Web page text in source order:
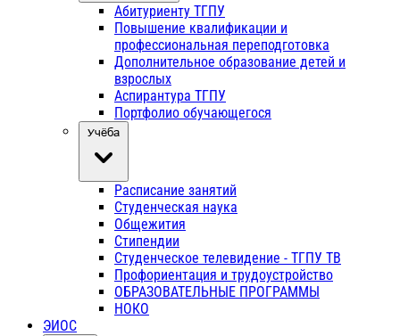
Абитуриенту ТГПУ
Повышение квалификации и
профессиональная переподготовка
Дополнительное образование детей и
взрослых
Аспирантура ТГПУ
Портфолио обучающегося
Учёба
Расписание занятий
Студенческая наука
Общежития
Стипендии
Студенческое телевидение - ТГПУ ТВ
Профориентация и трудоустройство
ОБРАЗОВАТЕЛЬНЫЕ ПРОГРАММЫ
НОКО
ЭИОС